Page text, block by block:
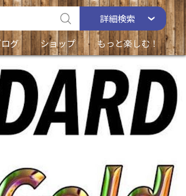
詳細検索
グ ショップ もっと楽しむ！